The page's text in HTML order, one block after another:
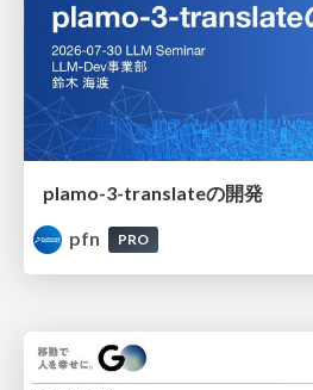
plamo-3-translateの開発
pfn
PRO